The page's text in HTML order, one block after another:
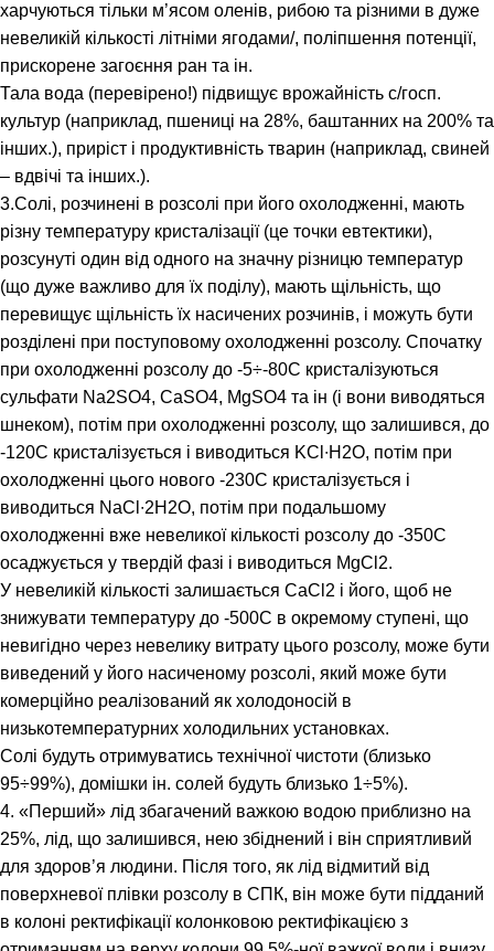
харчуються тільки м’ясом оленів, рибою та різними в дуже
невеликій кількості літніми ягодами/, поліпшення потенції,
прискорене загоєння ран та ін.
Тала вода (перевірено!) підвищує врожайність с/госп.
культур (наприклад, пшениці на 28%, баштанних на 200% та
інших.), приріст і продуктивність тварин (наприклад, свиней
– вдвічі та інших.).
3.Солі, розчинені в розсолі при його охолодженні, мають
різну температуру кристалізації (це точки евтектики),
розсунуті один від одного на значну різницю температур
(що дуже важливо для їх поділу), мають щільність, що
перевищує щільність їх насичених розчинів, і можуть бути
розділені при поступовому охолодженні розсолу. Спочатку
при охолодженні розсолу до -5÷-80С кристалізуються
сульфати Na2SO4, CaSO4, MgSO4 та ін (і вони виводяться
шнеком), потім при охолодженні розсолу, що залишився, до
-120С кристалізується і виводиться KCl∙H2O, потім при
охолодженні цього нового -230С кристалізується і
виводиться NaCl∙2H2O, потім при подальшому
охолодженні вже невеликої кількості розсолу до -350С
осаджується у твердій фазі і виводиться MgCl2.
У невеликій кількості залишається CaCl2 і його, щоб не
знижувати температуру до -500С в окремому ступені, що
невигідно через невелику витрату цього розсолу, може бути
виведений у його насиченому розсолі, який може бути
комерційно реалізований як холодоносій в
низькотемпературних холодильних установках.
Солі будуть отримуватись технічної чистоти (близько
95÷99%), домішки ін. солей будуть близько 1÷5%).
4. «Перший» лід збагачений важкою водою приблизно на
25%, лід, що залишився, нею збіднений і він сприятливий
для здоров’я людини. Після того, як лід відмитий від
поверхневої плівки розсолу в СПК, він може бути підданий
в колоні ректифікації колонковою ректифікацією з